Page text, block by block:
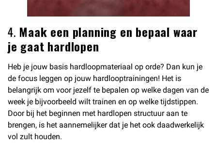
4. Maak een planning en bepaal waar
je gaat hardlopen
Heb je jouw basis hardloopmateriaal op orde? Dan kun je
de focus leggen op jouw hardlooptrainingen! Het is
belangrijk om voor jezelf te bepalen op welke dagen van de
week je bijvoorbeeld wilt trainen en op welke tijdstippen.
Door bij het beginnen met hardlopen structuur aan te
brengen, is het aannemelijker dat je het ook daadwerkelijk
vol zult houden.